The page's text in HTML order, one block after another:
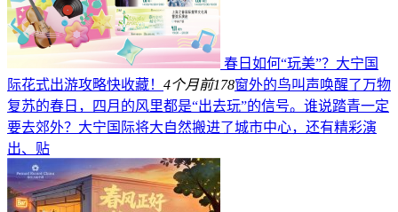
春日如何“玩美”？大宁国
际花式出游攻略快收藏！ 4个月前178窗外的鸟叫声唤醒了万物
复苏的春日，四月的风里都是“出去玩”的信号。谁说踏青一定
要去郊外？大宁国际将大自然搬进了城市中心，还有精彩演
出、贴